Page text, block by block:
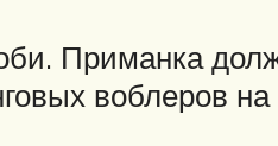
Приманка
воблеров на